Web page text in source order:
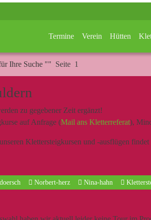
Termine Verein Hütten
Ihre Suche "" Seite 1
zu gegebener Zeit ergänzt!
auf Anfrage (Mail ans Kletterreferat),
Klettersteigkursen und -ausflügen findet
Norbert-herz Nina-hahn